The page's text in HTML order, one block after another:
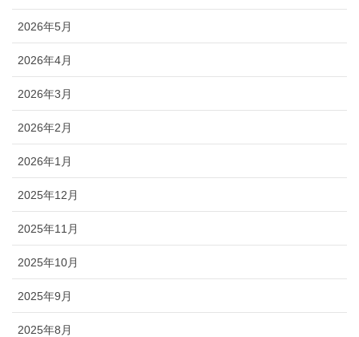
2026年5月
2026年4月
2026年3月
2026年2月
2026年1月
2025年12月
2025年11月
2025年10月
2025年9月
2025年8月